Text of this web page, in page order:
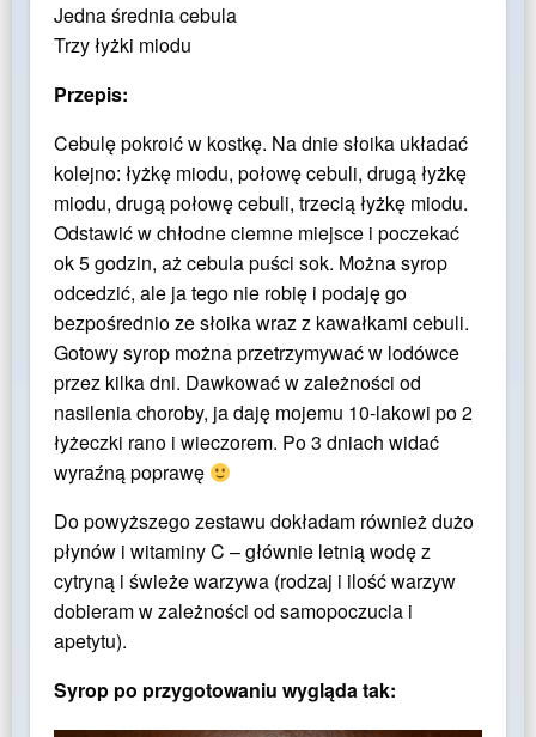
Jedna średnia cebula
Trzy łyżki miodu
Przepis:
Cebulę pokroić w kostkę. Na dnie słoika układać
kolejno: łyżkę miodu, połowę cebuli, drugą łyżkę
miodu, drugą połowę cebuli, trzecią łyżkę miodu.
Odstawić w chłodne ciemne miejsce i poczekać
ok 5 godzin, aż cebula puści sok. Można syrop
odcedzić, ale ja tego nie robię i podaję go
bezpośrednio ze słoika wraz z kawałkami cebuli.
Gotowy syrop można przetrzymywać w lodówce
przez kilka dni. Dawkować w zależności od
nasilenia choroby, ja daję mojemu 10-lakowi po 2
łyżeczki rano i wieczorem. Po 3 dniach widać
wyraźną poprawę
Do powyższego zestawu dokładam również dużo
płynów i witaminy C – głównie letnią wodę z
cytryną i świeże warzywa (rodzaj i ilość warzyw
dobieram w zależności od samopoczucia i
apetytu).
Syrop po przygotowaniu wygląda tak: